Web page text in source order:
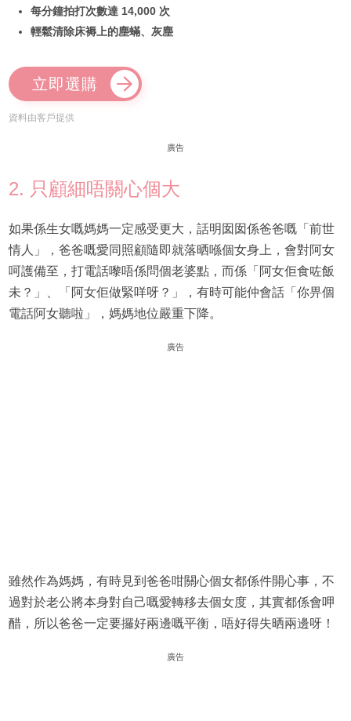
每分鐘拍打次數達 14,000 次
輕鬆清除床褥上的塵蟎、灰塵
立即選購
資料由客戶提供
廣告
2. 只顧細唔關心個大
如果係生女嘅媽媽一定感受更大，話明囡囡係爸爸嘅「前世
情人」，爸爸嘅愛同照顧隨即就落晒喺個女身上，會對阿女
呵護備至，打電話嚟唔係問個老婆點，而係「阿女佢食咗飯
未？」、「阿女佢做緊咩呀？」，有時可能仲會話「你畀個
電話阿女聽啦」，媽媽地位嚴重下降。
廣告
雖然作為媽媽，有時見到爸爸咁關心個女都係件開心事，不
過對於老公將本身對自己嘅愛轉移去個女度，其實都係會呷
醋，所以爸爸一定要攞好兩邊嘅平衡，唔好得失晒兩邊呀！
廣告